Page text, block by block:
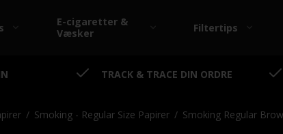
E-cigaretter &
Væsker
Filtertips
TRACK & TRACE DIN ORDRE
/ Smoking - Regular Size Papirer / Smoking Regular